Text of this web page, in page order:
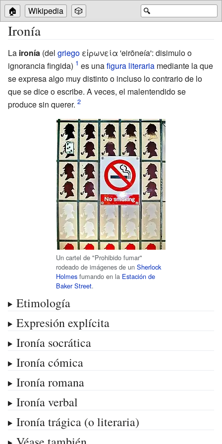
🔍
🏠 Wikipedia 🎲
Ironía
La ironía (del griego εἰρωνεία 'eirōneía': disimulo o
ignorancia fingida)
es unafigura literaria mediante la que
se expresa algo muy distinto o incluso lo contrario de lo
que se dice o escribe. A veces, el malentendido se
produce sin querer.
Un cartel de "Prohibido fumar"
rodeado de imágenes de un Sherlock
Holmes fumando en la Estación de
Baker Street.
Etimología
Expresión explícita
Ironía socrática
Ironía cómica
Ironía romana
Ironía verbal
Ironía trágica (o literaria)